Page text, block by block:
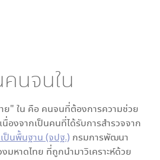
นจนใน
ย" ใน คือ คนจนที่ต้องการความช่วย
นื่องจากเป็นคนที่ได้รับการสำรวจจาก
ป็นพื้นฐาน (จปฐ.) กรมการพัฒนา
มหาดไทย ที่ถูกนำมาวิเคราะห์ด้วย